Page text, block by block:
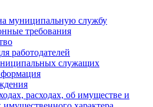
муниципальную службу
требования
работодателей
служащих
расходах, об имуществе и